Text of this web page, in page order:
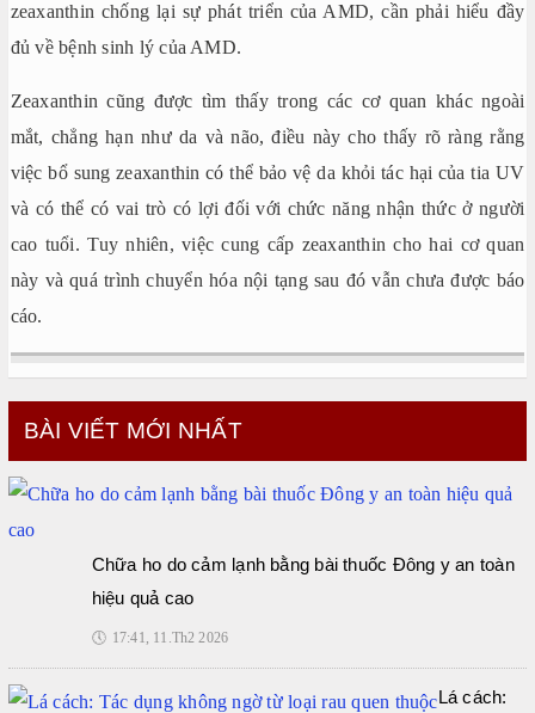
zeaxanthin chống lại sự phát triển của AMD, cần phải hiểu đầy
đủ về bệnh sinh lý của AMD.
Zeaxanthin cũng được tìm thấy trong các cơ quan khác ngoài
mắt, chẳng hạn như da và não, điều này cho thấy rõ ràng rằng
việc bổ sung zeaxanthin có thể bảo vệ da khỏi tác hại của tia UV
và có thể có vai trò có lợi đối với chức năng nhận thức ở người
cao tuổi. Tuy nhiên, việc cung cấp zeaxanthin cho hai cơ quan
này và quá trình chuyển hóa nội tạng sau đó vẫn chưa được báo
cáo.
BÀI VIẾT MỚI NHẤT
Chữa ho do cảm lạnh bằng bài thuốc Đông y an toàn
hiệu quả cao
🕔 17:41, 11.Th2 2026
Lá cách: